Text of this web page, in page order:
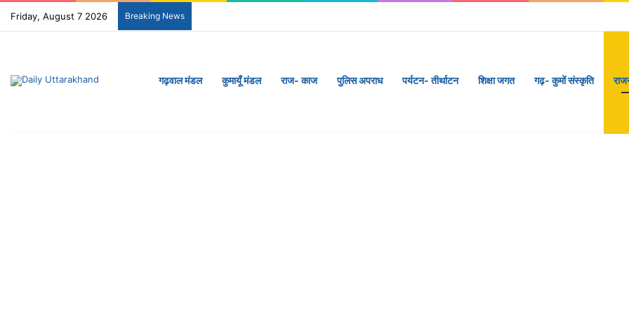
Friday, August 7 2026 Breaking News
गढ़वाल मंडल कुमायूँ मंडल राज- काज पुलिस अपराध पर्यटन- तीर्थाटन शिक्षा जगत गढ़- कुमों संस्कृति